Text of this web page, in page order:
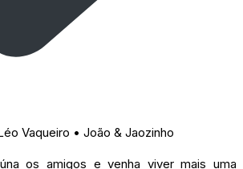
Vaqueiro • João & Jaozinho
os amigos e venha viver mais uma